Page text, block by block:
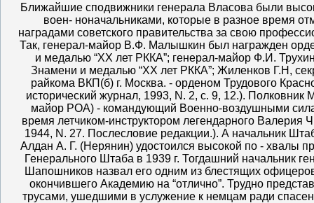
Ближайшие сподвижники генерала Власова были
воен- ноначальниками, которые в разное время
наградами советского правительства за свою
Так, генерал-майор В.Ф. Малышкин был награжден
и медалью “XX лет РККА”; генерал-майор Ф.И.
Знамени и медалью “XX лет РККА”; Жиленков Г.Н,
райкома ВКП(б) г. Москва. - орденом Трудового
исторический журнал, 1993, N. 2, с. 9, 12.). Полковник
майор РОА) - командующий Военно-воздушными
время летчиком-инструктором легендарного Валерия
1944, N. 27. Послесловие редакции.). А начальник
Алдан А. Г. (Нерянин) удостоился высокой по - хвалы
Генерального Штаба в 1939 г. Тогдашний начальник
Шапошников назвал его одним из блестящих
окончившего Академию на “отлично”. Трудно
трусами, ушедшими в услужение к немцам ради